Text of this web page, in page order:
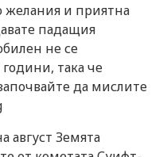
желания и приятна
падащия
не се
така че
да мислите
август Земята